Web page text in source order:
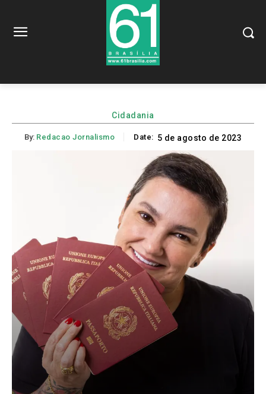
Cidadania
By: Redacao Jornalismo Date: 5 de agosto de 2023